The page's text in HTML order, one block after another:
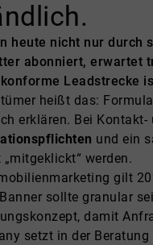
heute nicht nur
abonniert, erwartet
konforme
heißt das:
erklären. Bei
und ein
werden.
gilt
sollte granular
damit
setzt in der